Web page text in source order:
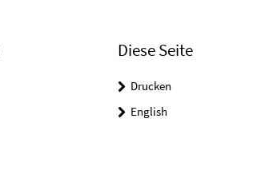
Diese Seite
Drucken
English